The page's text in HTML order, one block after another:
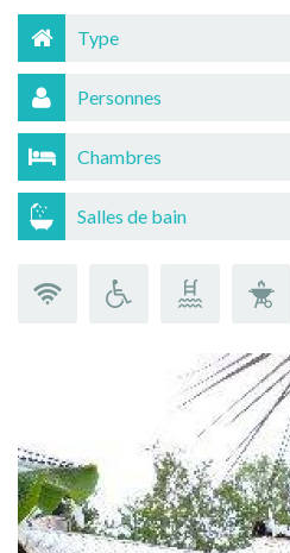
Type
Personnes
Chambres
Salles de bain